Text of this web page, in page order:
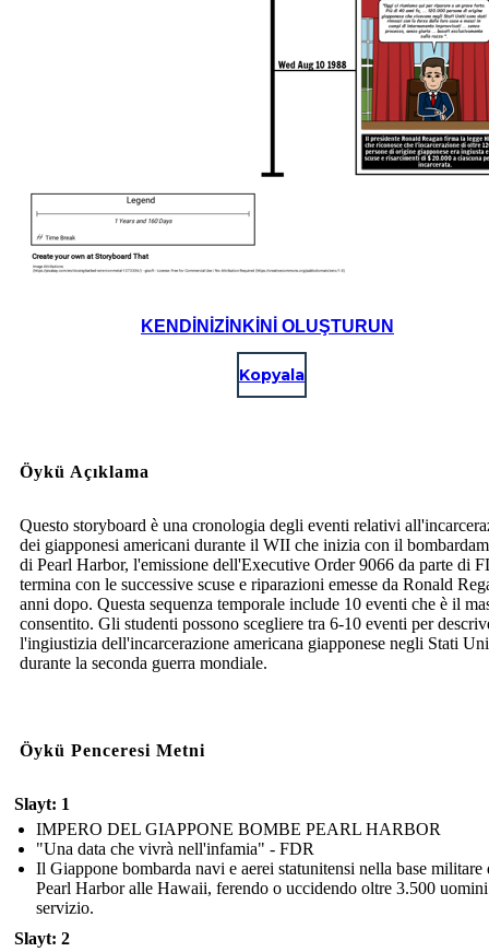
KENDINIZINKINI OLUŞTURUN
Kopyala
Öykü Açıklama
Questo storyboard è una cronologia degli eventi relativi
dei giapponesi americani durante il WII che inizia con il
di Pearl Harbor, l'emissione dell'Executive Order 9066 da parte di
termina con le successive scuse e riparazioni emesse da Ronald
anni dopo. Questa sequenza temporale include 10 eventi che è il
consentito. Gli studenti possono scegliere tra 6-10 eventi per
l'ingiustizia dell'incarcerazione americana giapponese negli Stati
durante la seconda guerra mondiale.
Öykü Penceresi Metni
Slayt: 1
IMPERO DEL GIAPPONE BOMBE PEARL HARBOR
"Una data che vivrà nell'infamia" - FDR
Il Giappone bombarda navi e aerei statunitensi nella base militare
Pearl Harbor alle Hawaii, ferendo o uccidendo oltre 3.500
servizio.
Slayt: 2